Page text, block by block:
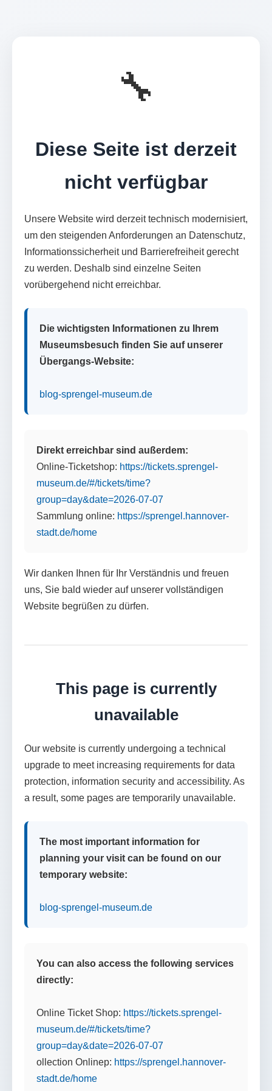
🔧
Diese Seite ist derzeit
nicht verfügbar
Unsere Website wird derzeit technisch modernisiert,
um den steigenden Anforderungen an Datenschutz,
Informationssicherheit und Barrierefreiheit gerecht
zu werden. Deshalb sind einzelne Seiten
vorübergehend nicht erreichbar.
Die wichtigsten Informationen zu Ihrem
Museumsbesuch finden Sie auf unserer
Übergangs-Website:
blog-sprengel-museum.de
Direkt erreichbar sind außerdem:
Online-Ticketshop: https://tickets.sprengel-
museum.de/#/tickets/time?
group=day&date=2026-07-07
Sammlung online: https://sprengel.hannover-
stadt.de/home
Wir danken Ihnen für Ihr Verständnis und freuen
uns, Sie bald wieder auf unserer vollständigen
Website begrüßen zu dürfen.
This page is currently
unavailable
Our website is currently undergoing a technical
upgrade to meet increasing requirements for data
protection, information security and accessibility. As
a result, some pages are temporarily unavailable.
The most important information for
planning your visit can be found on our
temporary website:
blog-sprengel-museum.de
You can also access the following services
directly:
Online Ticket Shop: https://tickets.sprengel-
museum.de/#/tickets/time?
group=day&date=2026-07-07
ollection Onlinep: https://sprengel.hannover-
stadt.de/home